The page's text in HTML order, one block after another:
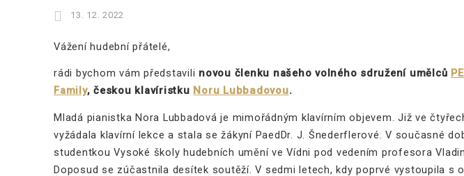
13. 12. 2022
Vážení hudební přátelé,
rádi bychom vám představili novou členku našeho volného sdružení umělců
Family, českou klavíristku Noru Lubbadovou.
Mladá pianistka Nora Lubbadová je mimořádným klavírním objevem. Již ve
vyžádala klavírní lekce a stala se žákyní PaedDr. J. Šnederflerové. V současné
studentkou Vysoké školy hudebních umění ve Vídni pod vedením profesora
Doposud se zúčastnila desítek soutěží. V sedmi letech, kdy poprvé vystoupila s